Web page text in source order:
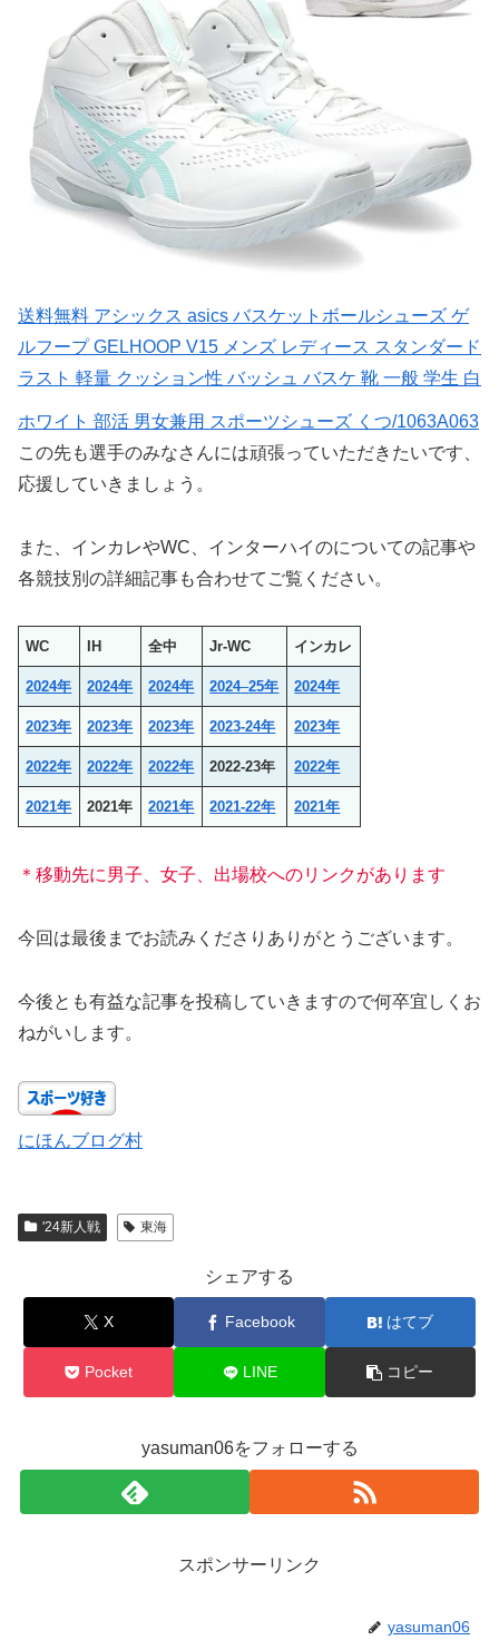
送料無料 アシックス asics バスケットボールシューズ ゲ
ルフープ GELHOOP V15 メンズ レディース スタンダード
ラスト 軽量 クッション性 バッシュ バスケ 靴 一般 学生 白
ホワイト 部活 男女兼用 スポーツシューズ くつ/1063A063
この先も選手のみなさんには頑張っていただきたいです、
応援していきましょう。
また、インカレやWC、インターハイのについての記事や
各競技別の詳細記事も合わせてご覧ください。
WC IH 全中 Jr-WC インカレ
2024年 2024年 2024年 2024–25年 2024年
2023年 2023年 2023年 2023-24年 2023年
2022年 2022年 2022年 2022-23年 2022年
2021年 2021年 2021年 2021-22年 2021年
＊移動先に男子、女子、出場校へのリンクがあります
今回は最後までお読みくださりありがとうございます。
今後とも有益な記事を投稿していきますので何卒宜しくお
ねがいします。
にほんブログ村
'24新人戦 東海
シェアする
X Facebook はてブ
Pocket LINE コピー
yasuman06をフォローする
スポンサーリンク
yasuman06